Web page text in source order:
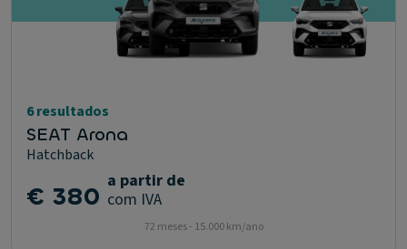
6 resultados
SEAT Arona
Hatchback
€ 380 a partir de
com IVA
72 meses - 15.000 km/ano